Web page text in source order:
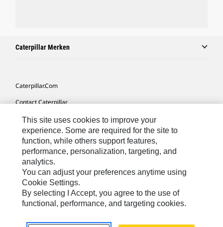
Caterpillar Merken
Caterpillar.com
Contact Caterpillar
Mijn Marketingvoorkeuren
Site Map
Cookie Settings
Legal
Privacy
This site uses cookies to improve your
experience. Some are required for the site to
function, while others support features,
performance, personalization, targeting, and
analytics.
You can adjust your preferences anytime using
Cookie Settings.
By selecting I Accept, you agree to the use of
functional, performance, and targeting cookies.